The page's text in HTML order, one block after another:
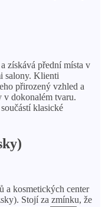
získává přední místa v
salony. Klienti
přirozený vzhled a
dokonalém tvaru.
klasické
a kosmetických center
Stojí za zmínku, že